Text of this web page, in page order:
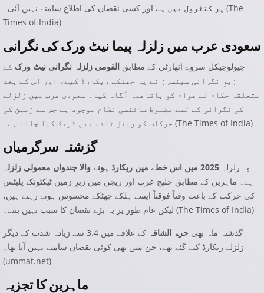
پر کنٹرول میں ہے اور کسی نقصان کی اطلاع سامنے نہیں آئی۔ (The
Times of India)
سعودی عرب میں زلزلہ پیما نیٹ ورک کی نگرانی
جیولوجیکل سروے اتھارٹی کے مطابق القومی زلزلہ نگرانی نیٹ ورک کے
زیرِ نگرانی سینسرز نے یہ جھٹکے ریکارڈ کیے، اور اس کے بعد
متعلقہ حکام نے عوام کو باقاعدہ آگاہ کیا۔ سعودی عرب میں زلزلے
کی نگرانی کے لیے مضبوط سائنسی نظام موجود ہے جس سے زمین کی
حرکات کو ریئل ٹائم میں ٹریک کیا جاتا ہے۔ (The Times of India)
گزشتہ سرگرمیاں
یہ زلزلہ 2025 میں اس خطے میں ریکارڈ ہونے والا چندواں معمولی زلزلہ
ہے۔ ماہرین کے مطابق خلیج عرب اور ریجن میں زیرِ زمین ٹیکٹونک پلیٹس
کی حرکت کے باعث وقتاً فوقتاً ایسے ہلکے جھٹکے محسوس ہوتے رہتے ہیں،
لیکن عام طور پر یہ بڑے نقصان کا سبب نہیں بنتے۔ (The Times of India)
گذشتہ ماہ بھی حرۃ الشاقہ
کے علاقے میں 3.4 سے زیادہ شدت کے دیگر
زلزلے ریکارڈ کیے گئے تھے، جن میں بھی کوئی نقصان سامنے نہیں آیا تھا۔
(ummat.net)
ماہرین کا تجزیہ